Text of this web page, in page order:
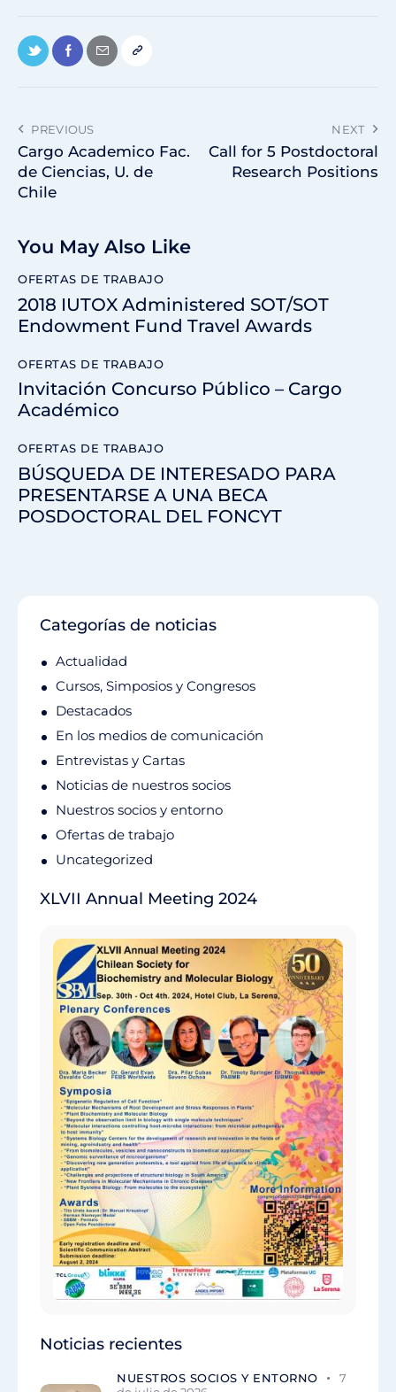
PREVIOUS
Cargo Academico Fac.
de Ciencias, U. de
Chile
NEXT
Call for 5 Postdoctoral
Research Positions
You May Also Like
OFERTAS DE TRABAJO
2018 IUTOX Administered SOT/SOT
Endowment Fund Travel Awards
OFERTAS DE TRABAJO
Invitación Concurso Público – Cargo
Académico
OFERTAS DE TRABAJO
BÚSQUEDA DE INTERESADO PARA
PRESENTARSE A UNA BECA
POSDOCTORAL DEL FONCYT
Categorías de noticias
Actualidad
Cursos, Simposios y Congresos
Destacados
En los medios de comunicación
Entrevistas y Cartas
Noticias de nuestros socios
Nuestros socios y entorno
Ofertas de trabajo
Uncategorized
XLVII Annual Meeting 2024
Noticias recientes
NUESTROS SOCIOS Y ENTORNO
7